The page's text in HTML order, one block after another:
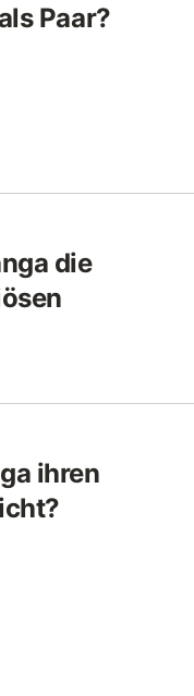
Paar?
die
ihren